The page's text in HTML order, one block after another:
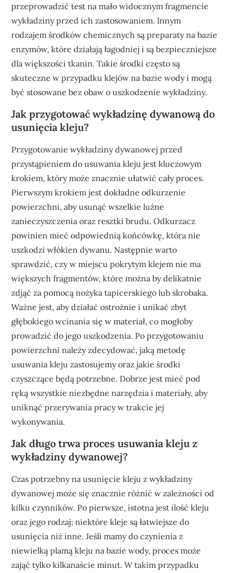
przeprowadzić test na mało widocznym fragmencie
wykładziny przed ich zastosowaniem. Innym
rodzajem środków chemicznych są preparaty na bazie
enzymów, które działają łagodniej i są bezpieczniejsze
dla większości tkanin. Takie środki często są
skuteczne w przypadku klejów na bazie wody i mogą
być stosowane bez obaw o uszkodzenie wykładziny.
Jak przygotować wykładzinę dywanową do
usunięcia kleju?
Przygotowanie wykładziny dywanowej przed
przystąpieniem do usuwania kleju jest kluczowym
krokiem, który może znacznie ułatwić cały proces.
Pierwszym krokiem jest dokładne odkurzenie
powierzchni, aby usunąć wszelkie luźne
zanieczyszczenia oraz resztki brudu. Odkurzacz
powinien mieć odpowiednią końcówkę, która nie
uszkodzi włókien dywanu. Następnie warto
sprawdzić, czy w miejscu pokrytym klejem nie ma
większych fragmentów, które można by delikatnie
zdjąć za pomocą nożyka tapicerskiego lub skrobaka.
Ważne jest, aby działać ostrożnie i unikać zbyt
głębokiego wcinania się w materiał, co mogłoby
prowadzić do jego uszkodzenia. Po przygotowaniu
powierzchni należy zdecydować, jaką metodę
usuwania kleju zastosujemy oraz jakie środki
czyszczące będą potrzebne. Dobrze jest mieć pod
ręką wszystkie niezbędne narzędzia i materiały, aby
uniknąć przerywania pracy w trakcie jej
wykonywania.
Jak długo trwa proces usuwania kleju z
wykładziny dywanowej?
Czas potrzebny na usunięcie kleju z wykładziny
dywanowej może się znacznie różnić w zależności od
kilku czynników. Po pierwsze, istotna jest ilość kleju
oraz jego rodzaj; niektóre kleje są łatwiejsze do
usunięcia niż inne. Jeśli mamy do czynienia z
niewielką plamą kleju na bazie wody, proces może
zająć tylko kilkanaście minut. W takim przypadku